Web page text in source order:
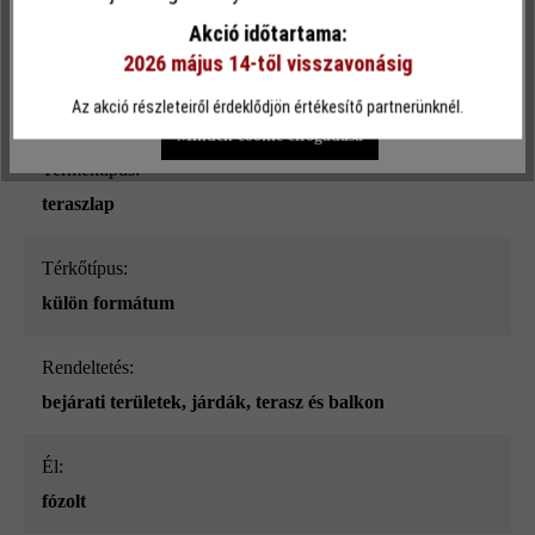
mészkő árnyalt
Terhelhetőség:
csak gyalogos közlekedésre
Terméktípus:
teraszlap
Térkőtípus:
külön formátum
Rendeltetés:
bejárati területek, járdák, terasz és balkon
él:
fózolt
funkcionalitást kínálja Önnek...További információ
Csak funkcionális cookie elfogadása
Minden cookie elfogadása
Akció időtartama:
2026 május 14-től visszavonásig
Az akció részleteiről érdeklődjön értékesítő partnerünknél.